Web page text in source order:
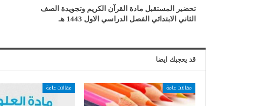
تحضير المستقبل مادة القرآن الكريم وتجويدة الصف
الثاني الابتدائي الفصل الدراسي الاول 1443 هـ
قد يعجبك ايضا
مقالات عامة مقالات عامة